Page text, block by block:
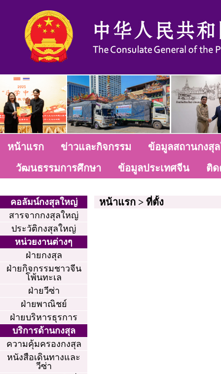
หน้าแรก ข่าวและกิจกรรม
ข้อมูลสถานกงสุ
วัฒนธรรมการศึกษา
ข้อมูลประเทศจีน ติด
คอลัมน์กงสุลใหญ่
สารจากกงสุลใหญ่
ประวัติกงสุลใหญ่
หน่วยงานต่างๆ
ฝ่ายกงสุล
ฝ่ายกิจกรรมชาวจีน
โพ้นทะเล
ฝ่ายวีซ่า
ฝ่ายพาณิชย์
ฝ่ายบริหารธุรการ
บริการด้านกงสุล
ความคุ้มครองกงสุล
หนังสือเดินทางและ
วีซ่า
หน้าแรก > ที่ตั้ง